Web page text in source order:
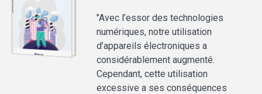
"Avec l’essor des technologies
numériques, notre utilisation
d’appareils électroniques a
considérablement augmenté.
Cependant, cette utilisation
excessive a ses conséquences